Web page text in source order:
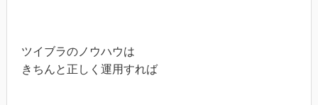
ツイブラのノウハウは
きちんと正しく運用すれば